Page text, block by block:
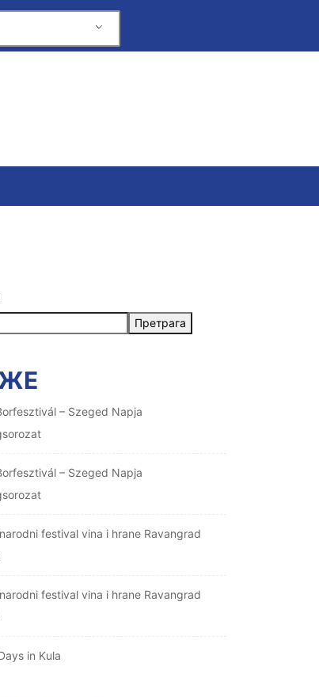
Претрага
– Szeged Napja
– Szeged Napja
festival vina i hrane Ravangrad
festival vina i hrane Ravangrad
in Kula